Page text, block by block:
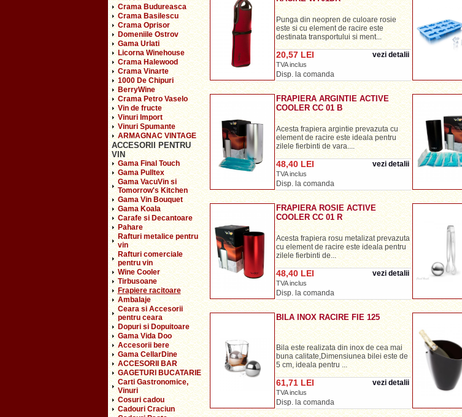
Crama Budureasca
Crama Basilescu
Crama Oprisor
Domeniile Ostrov
Gama Urlati
Licorna Winehouse
Crama Halewood
Crama Vinarte
1000 De Chipuri
BerryWine
Crama Petro Vaselo
Vin de fructe
Vinuri Import
Vinuri Spumante
ARMAGNAC VINTAGE
ACCESORII PENTRU
VIN
Gama Final Touch
Gama Pulltex
Gama VacuVin si
Tomorrow's Kitchen
Gama Vin Bouquet
Gama Koala
Carafe si Decantoare
Pahare
Rafturi metalice pentru
vin
Rafturi comerciale
pentru vin
Wine Cooler
Tirbusoane
Frapiere racitoare
Ambalaje
Ceara si Accesorii
pentru ceara
Dopuri si Dopuitoare
Gama Vida Doo
Accesorii bere
Gama CellarDine
ACCESORII BAR
GAGETURI BUCATARIE
Carti Gastronomice,
Vinuri
Cosuri cadou
Cadouri Craciun
Punga din neopren de culoare rosie
este si cu element de racire este
destinata transportului si ment...
20,57 LEI
TVA inclus
Disp. la comanda
vezi detalii
FRAPIERA ARGINTIE ACTIVE
COOLER CC 01 B
Acesta frapiera argintie prevazuta cu
element de racire este ideala pentru
zilele fierbinti de vara....
48,40 LEI
TVA inclus
Disp. la comanda
vezi detalii
FRAPIERA ROSIE ACTIVE
COOLER CC 01 R
Acesta frapiera rosu metalizat prevazuta
cu element de racire este ideala pentru
zilele fierbinti de...
48,40 LEI
TVA inclus
Disp. la comanda
vezi detalii
BILA INOX RACIRE FIE 125
Bila este realizata din inox de cea mai
buna calitate,Dimensiunea bilei este de
5 cm, ideala pentru ...
61,71 LEI
TVA inclus
Disp. la comanda
vezi detalii